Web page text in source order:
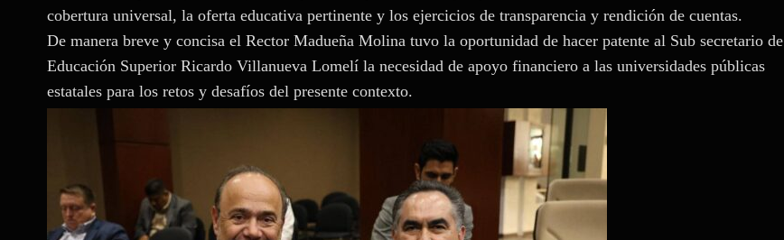
cobertura universal, la oferta educativa pertinente y los ejercicios de transparencia y rendición de cuentas.
De manera breve y concisa el Rector Madueña Molina tuvo la oportunidad de hacer patente al Sub secretario de
Educación Superior Ricardo Villanueva Lomelí la necesidad de apoyo financiero a las universidades públicas
estatales para los retos y desafíos del presente contexto.